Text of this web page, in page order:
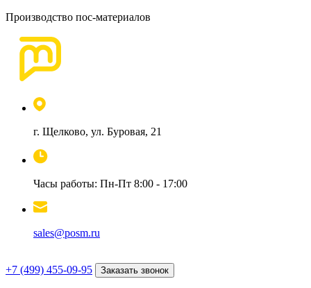
Производство пос-материалов
г. Щелково, ул. Буровая, 21
Часы работы: Пн-Пт 8:00 - 17:00
sales@posm.ru
+7 (499) 455-09-95 Заказать звонок